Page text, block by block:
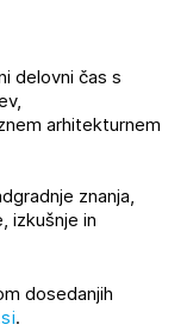
delovni čas s
arhitekturnem
znanja,
izkušnje in
dosedanjih
.